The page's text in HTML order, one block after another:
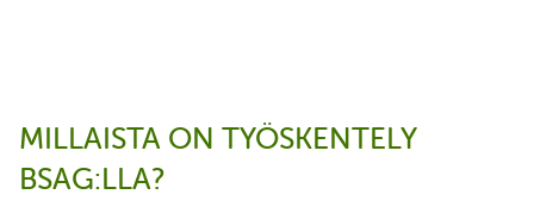
MILLAISTA ON TYÖSKENTELY
BSAG:LLA?